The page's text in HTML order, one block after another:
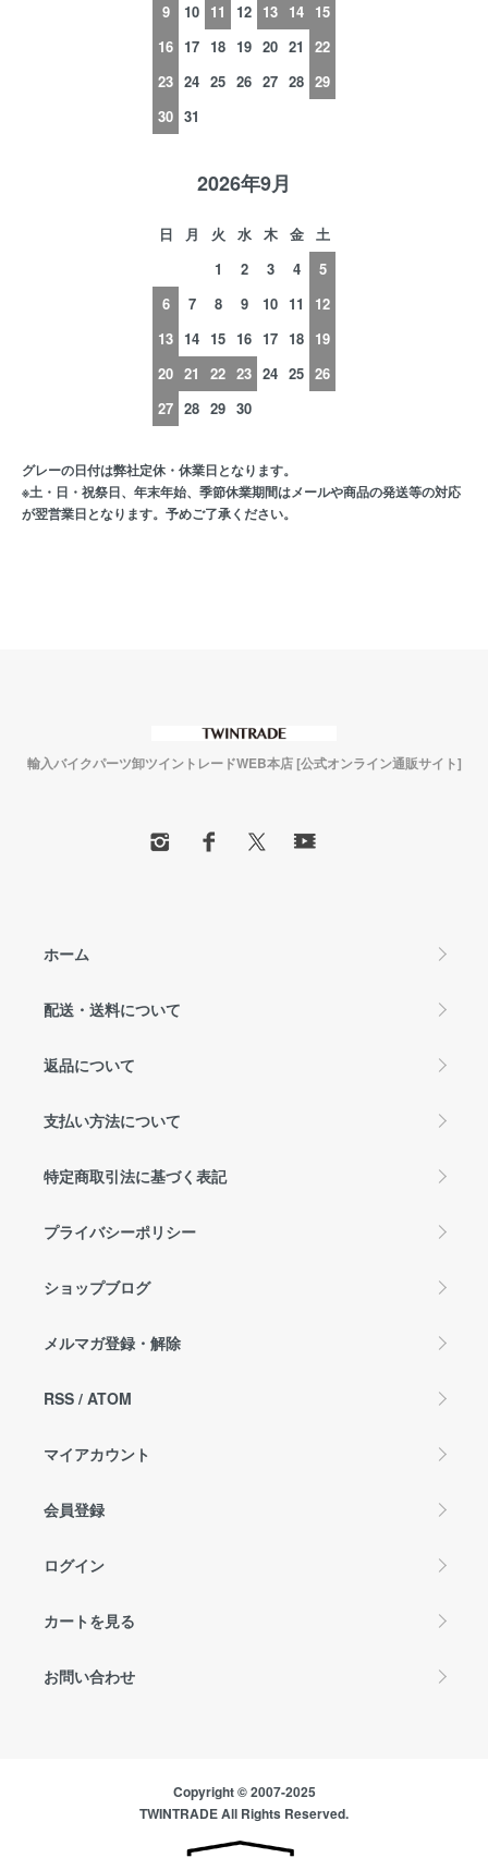
9
10 11 12 13 14 15
16 17 18 19 20 21
22
23 24 25 26 27 28 29
30 31
2026年9月
日 月 火 水 木 金
土
1
2 3 4
5
6
7 8 9 10 11
12
13 14 15 16 17 18 19
20 21 22 23 24 25 26
27 28 29 30
グレーの日付は弊社定休・休業日となります。
※土・日・祝祭日、年末年始、季節休業期間はメールや商品の発送等の対応
が翌営業日となります。予めご了承ください。
輸入バイクパーツ卸ツイントレードWEB本店 [公式オンライン通販サイト]
ホーム
配送・送料について
返品について
支払い方法について
特定商取引法に基づく表記
プライバシーポリシー
ショップブログ
メルマガ登録・解除
RSS / ATOM
マイアカウント
会員登録
ログイン
カートを見る
お問い合わせ
Copyright © 2007-2025
TWINTRADE All Rights Reserved.